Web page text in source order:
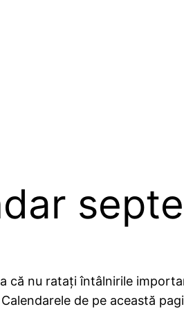
că nu ratați întâlnirile
de pe această